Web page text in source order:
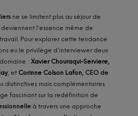
ne se limitent plus au séjour de
l'essence même de
Pour explorer cette tendance
eu le privilège d'interviewer deux
: Xavier Chouraqui-Serviere,
, et Corinne Colson Lafon, CEO de
distinctives mais complémentaires
fascinant sur la redéfinition de
à travers une approche